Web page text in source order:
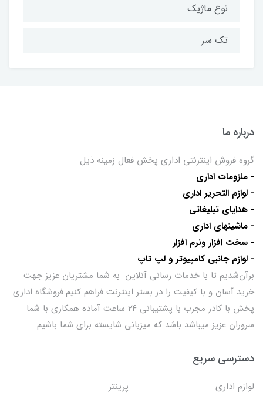
نوع ماژیک
تک سر
درباره ما
گروه فروش اینترنتی اداری پخش فعال زمینه ذیل
- ملزومات اداری
- لوازم التحریر اداری
- هدایای تبلیغاتی
- ماشینهای اداری
- سخت افزار ونرم افزار
- لوازم جانبی کامپیوتر و لپ تاپ
برآن‌شدیم تا با خدمات رسانی آنلاین به شما مشتریان عزیز جهت
خرید آسان و با کیفیت را در بستر اینترنت فراهم کنیم.فروشگاه اداری
پخش با کادر مجرب با پشتیبانی ۲۴ ساعت آماده همکاری با شما
سروران عزیز میباشد باشد که میزبانی شایسته برای شما باشیم.
دسترسی سریع
لوازم اداری
پرینتر